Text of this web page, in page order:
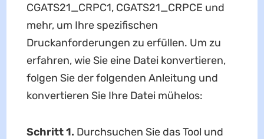
CGATS21_CRPC1, CGATS21_CRPCE und
mehr, um Ihre spezifischen
Druckanforderungen zu erfüllen. Um zu
erfahren, wie Sie eine Datei konvertieren,
folgen Sie der folgenden Anleitung und
konvertieren Sie Ihre Datei mühelos:
Schritt 1. Durchsuchen Sie das Tool und